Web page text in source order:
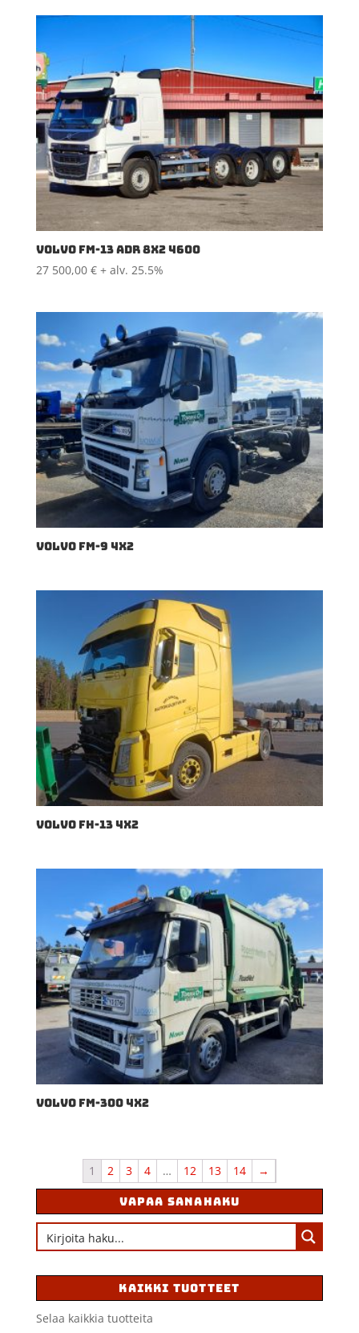
VOLVO FM-13 ADR 8X2 4600
27 500,00 € + alv. 25.5%
VOLVO FM-9 4X2
VOLVO FH-13 4X2
VOLVO FM-300 4X2
1 2 3 4 … 12 13 14 →
VAPAA SANAHAKU
KAIKKI TUOTTEET
Selaa kaikkia tuotteita